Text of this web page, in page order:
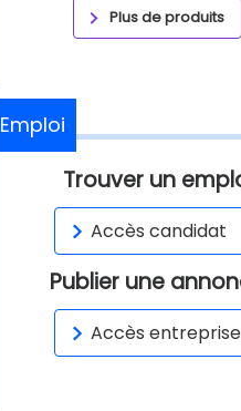
Plus de produits
Emploi
Trouver un
Accès candidat
Publier une
Accès entreprise